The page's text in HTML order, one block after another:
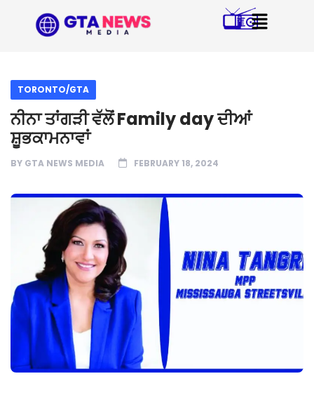
TORONTO/GTA
ਨੀਨਾ ਤਾਂਗੜੀ ਵੱਲੋਂ Family day ਦੀਆਂ
ਸ਼ੂਭਕਾਮਨਾਵਾਂ
BY GTA NEWS MEDIA FEBRUARY 18, 2024